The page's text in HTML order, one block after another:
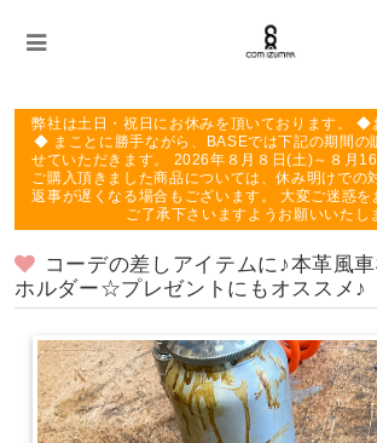
弊社は土日・祝日にお休みを頂いております。 ◆
◆ まことに勝手ながら、BASEでは下記の期間の
せていただきます。 2026年８月８日(土)～８月
ご購入頂きました商品については、休み明けでの
返事が遅くなる場合もございます。 大変ご迷惑を
ご了承下さいますようお願いいたし
コーデの差しアイテムに♪本革風
ホルダー☆プレゼントにもオススメ♪